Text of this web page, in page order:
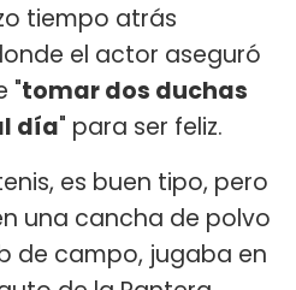
tiempo atrás
el actor aseguró
"tomar dos duchas
día" para ser feliz.
es buen tipo, pero
una cancha de polvo
de campo, jugaba en